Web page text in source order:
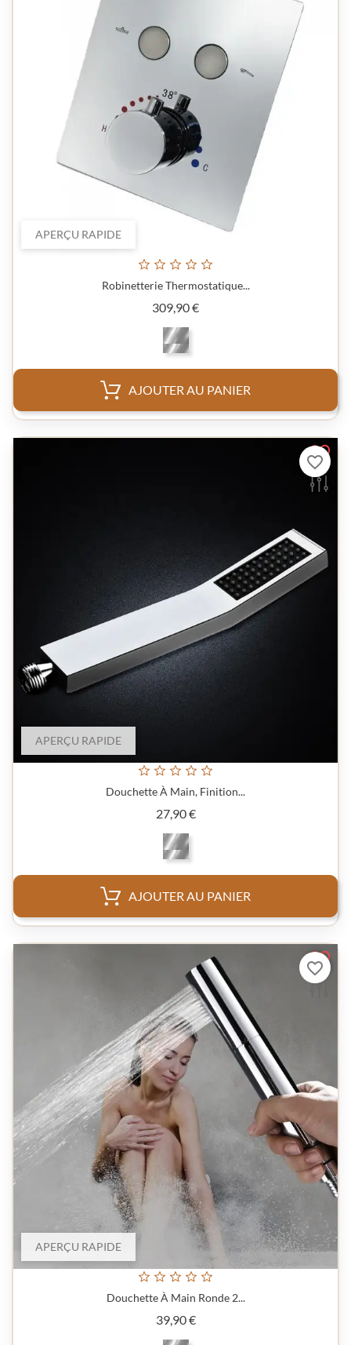
APERÇU RAPIDE
Robinetterie Thermostatique...
309,90 €Prix
AJOUTER AU PANIER
APERÇU RAPIDE
Douchette À Main, Finition...
27,90 €Prix
AJOUTER AU PANIER
favorite_border
APERÇU RAPIDE
Douchette À Main Ronde 2...
39,90 €Prix
favorite_border